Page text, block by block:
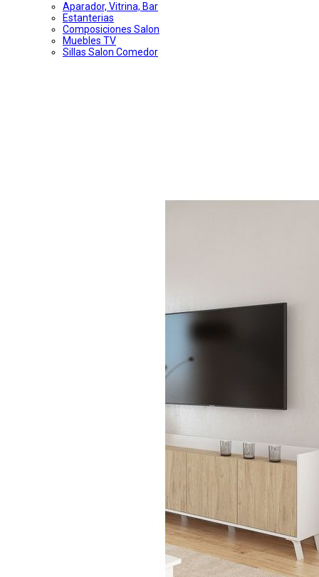
Aparador, Vitrina, Bar
Estanterias
Composiciones Salon
Muebles TV
Sillas Salon Comedor